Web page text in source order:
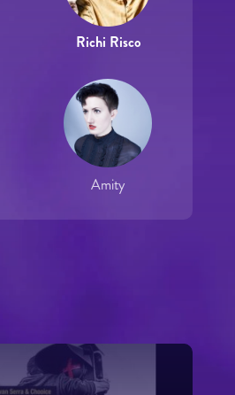
Richi Risco
Amity